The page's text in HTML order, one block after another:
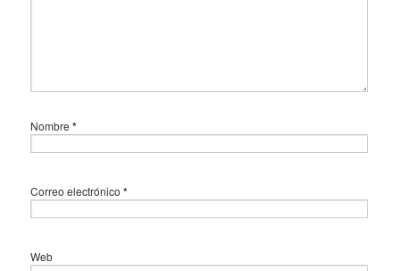
Nombre *
Correo electrónico *
Web